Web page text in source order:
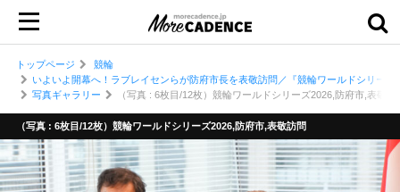
トップページ
競輪
いよいよ開幕へ！ラブレイセンらが防府市長を表敬訪問／『競輪ワールドシリー
写真ギャラリー
（写真 : 6枚目/12枚）競輪ワールドシリーズ2026,防府市,表敬訪
（写真 : 6枚目/12枚）競輪ワールドシリーズ2026,防府市,表敬訪問